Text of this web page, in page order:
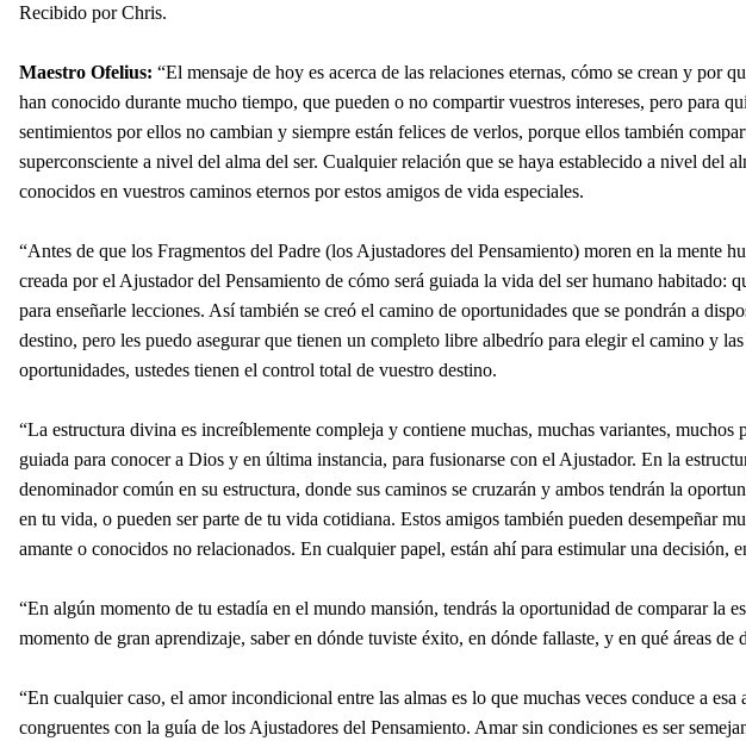
Recibido por Chris.
Maestro Ofelius: “El mensaje de hoy es acerca de las relaciones eternas, cómo se crean y por
han conocido durante mucho tiempo, que pueden o no compartir vuestros intereses, pero para
sentimientos por ellos no cambian y siempre están felices de verlos, porque ellos también
superconsciente a nivel del alma del ser. Cualquier relación que se haya establecido a nivel del
conocidos en vuestros caminos eternos por estos amigos de vida especiales.
“Antes de que los Fragmentos del Padre (los Ajustadores del Pensamiento) moren en la mente
creada por el Ajustador del Pensamiento de cómo será guiada la vida del ser humano habitado:
para enseñarle lecciones. Así también se creó el camino de oportunidades que se pondrán a
destino, pero les puedo asegurar que tienen un completo libre albedrío para elegir el camino y
oportunidades, ustedes tienen el control total de vuestro destino.
“La estructura divina es increíblemente compleja y contiene muchas, muchas variantes,
guiada para conocer a Dios y en última instancia, para fusionarse con el Ajustador. En la
denominador común en su estructura, donde sus caminos se cruzarán y ambos tendrán la
en tu vida, o pueden ser parte de tu vida cotidiana. Estos amigos también pueden desempeñar
amante o conocidos no relacionados. En cualquier papel, están ahí para estimular una
“En algún momento de tu estadía en el mundo mansión, tendrás la oportunidad de comparar
momento de gran aprendizaje, saber en dónde tuviste éxito, en dónde fallaste, y en qué áreas de
“En cualquier caso, el amor incondicional entre las almas es lo que muchas veces conduce a
congruentes con la guía de los Ajustadores del Pensamiento. Amar sin condiciones es ser